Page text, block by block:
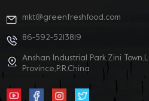
mkt@greenfreshfood.com
86-592-5213819
Anshan Industrial Park,Zini
Province,P.R.China